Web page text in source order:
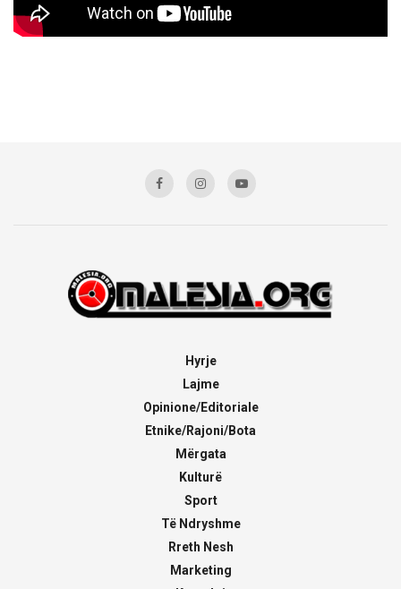
Hyrje
Lajme
Opinione/Editoriale
Etnike/Rajoni/Bota
Mërgata
Kulturë
Sport
Të Ndryshme
Rreth Nesh
Marketing